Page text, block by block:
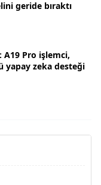
geride bıraktı
A19 Pro işlemci,
yapay zeka desteği